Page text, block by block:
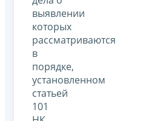
выявлении
которых
рассматриваются
в
порядке,
установленном
статьей
101